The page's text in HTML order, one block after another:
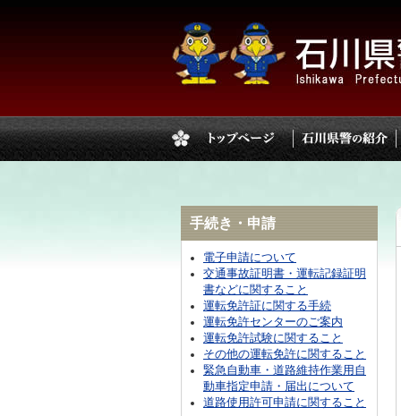
手続き・申請
電子申請について
交通事故証明書・運転記録証明
書などに関すること
運転免許証に関する手続
運転免許センターのご案内
運転免許試験に関すること
その他の運転免許に関すること
緊急自動車・道路維持作業用自
動車指定申請・届出について
道路使用許可申請に関すること